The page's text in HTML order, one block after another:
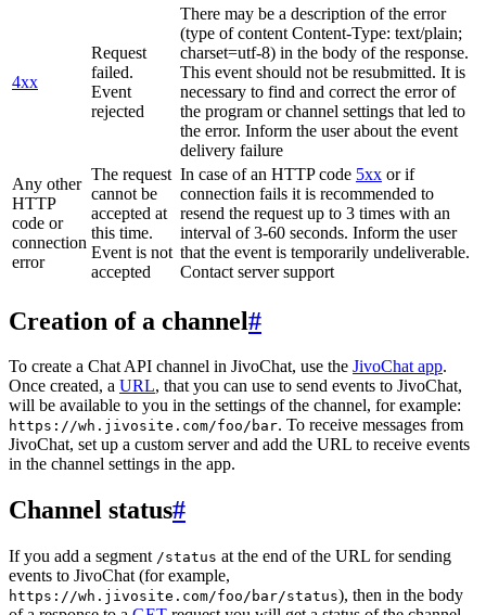
4xx
Request
failed.
Event
rejected
There may be a description of the error
(type of content Content-Type: text/plain;
charset=utf-8) in the body of the response.
This event should not be resubmitted. It is
necessary to find and correct the error of
the program or channel settings that led to
the error. Inform the user about the event
delivery failure
Any other
HTTP
code or
connection
error
The request
cannot be
accepted at
this time.
Event is not
accepted
In case of an HTTP code 5xx or if
connection fails it is recommended to
resend the request up to 3 times with an
interval of 3-60 seconds. Inform the user
that the event is temporarily undeliverable.
Contact server support
Creation of a channel#
To create a Chat API channel in JivoChat, use the JivoChat app.
Once created, a URL, that you can use to send events to JivoChat,
will be available to you in the settings of the channel, for example:
https://wh.jivosite.com/foo/bar. To receive messages from
JivoChat, set up a custom server and add the URL to receive events
in the channel settings in the app.
Channel status#
If you add a segment /status at the end of the URL for sending
events to JivoChat (for example,
https://wh.jivosite.com/foo/bar/status), then in the body